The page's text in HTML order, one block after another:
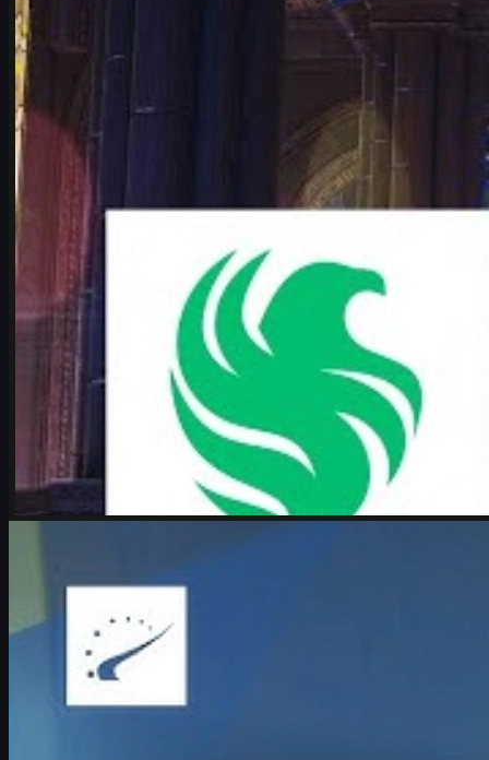
Cologne Major 2026
Analiza meczu Falcons vs Vitality na IEM Cologne Major 2026:
historia karrigana i ropza, formy drużyn, mapy, typy i znaczenie
tego starcia.
czerwca 17, 2026
przez
Michael
Counter-Strike 2czerwca 17, 2026
Boombl4 i BetBoom na Majorze CS2 w Kolonii
Boombl4 wraca na szczyt z BetBoom podczas IEM Cologne
Major 2026. Historia odkupienia, presja, młodzi koledzy i rola
lidera w świecie CS2.